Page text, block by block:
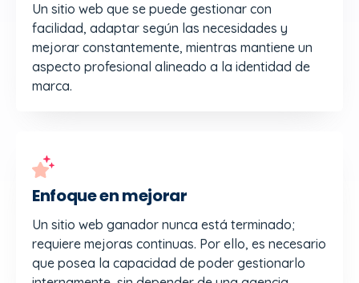
Un sitio web que se puede gestionar con
facilidad, adaptar según las necesidades y
mejorar constantemente, mientras mantiene un
aspecto profesional alineado a la identidad de
marca.
Enfoque en mejorar
Un sitio web ganador nunca está terminado;
requiere mejoras continuas. Por ello, es necesario
que posea la capacidad de poder gestionarlo